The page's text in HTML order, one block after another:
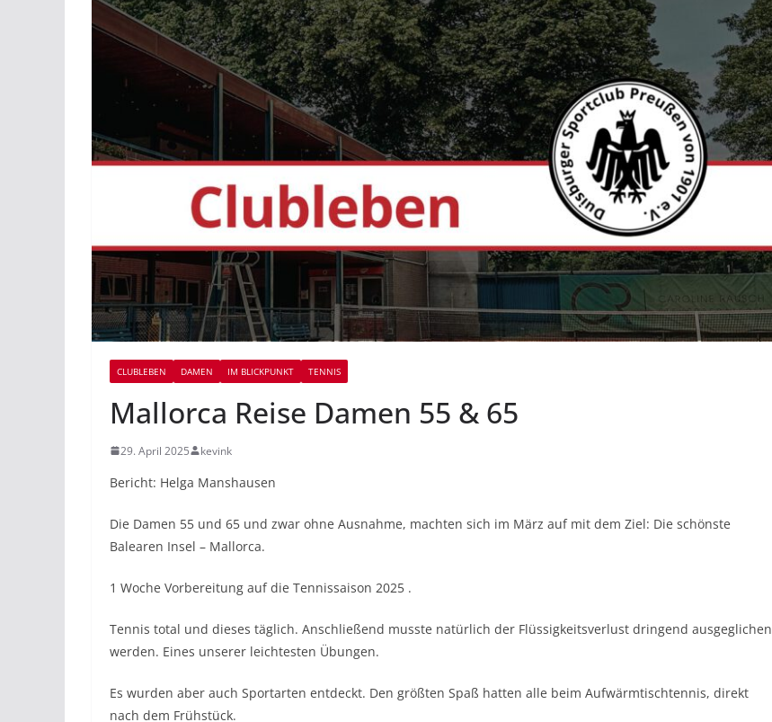
CLUBLEBEN DAMEN IM BLICKPUNKT TENNIS
Mallorca Reise Damen 55 & 65
29. April 2025 kevink
Bericht: Helga Manshausen
Die Damen 55 und 65 und zwar ohne Ausnahme, machten sich im März auf mit dem Ziel: Die schönste
Balearen Insel – Mallorca.
1 Woche Vorbereitung auf die Tennissaison 2025 .
Tennis total und dieses täglich. Anschließend musste natürlich der Flüssigkeitsverlust dringend ausgeglichen
werden. Eines unserer leichtesten Übungen.
Es wurden aber auch Sportarten entdeckt. Den größten Spaß hatten alle beim Aufwärmtischtennis, direkt
nach dem Frühstück.